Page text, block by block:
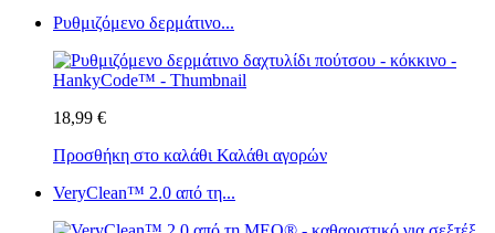
Ρυθμιζόμενο δερμάτινο...
18,99 €
Προσθήκη στο καλάθι Καλάθι αγορών
VeryClean™ 2.0 από τη...